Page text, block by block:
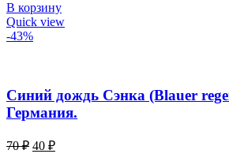
В корзину
Quick view
-43%
Синий дождь Сэнка (Blauer
Германия.
70₽ Первоначальная
40 ₽Текущая